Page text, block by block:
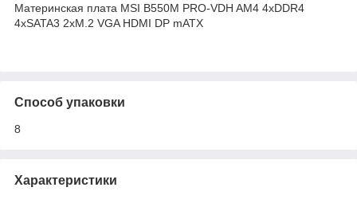
Материнская плата MSI B550M PRO-VDH AM4 4xDDR4
4xSATA3 2xM.2 VGA HDMI DP mATX
Способ упаковки
8
Характеристики